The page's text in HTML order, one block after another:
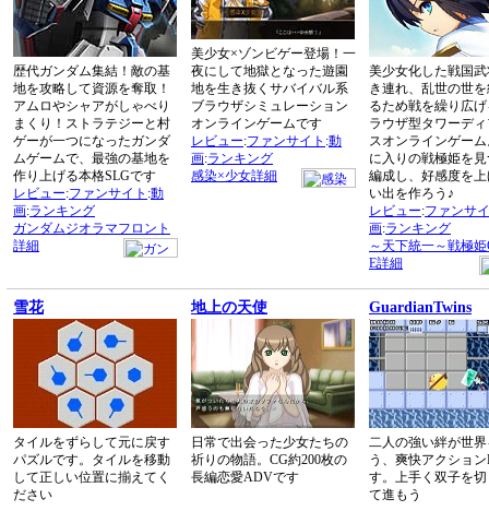
歴代ガンダム集結！敵の基
地を攻略して資源を奪取！
アムロやシャアがしゃべり
まくり！ストラテジーと村
ゲーが一つになったガンダ
ムゲームで、最強の基地を
作り上げる本格SLGです
レビュー:ファンサイト :動
画:ランキング
ガンダムジオラマフロント
詳細
美少女×ゾンビゲー登場！一
夜にして地獄となった遊園
地を生き抜くサバイバル系
ブラウザシミュレーション
オンラインゲームです
レビュー:ファンサイト :動
画:ランキング
感染×少女詳細
美少女化した戦国
き連れ、乱世の世
るため戦を繰り広
ラウザ型タワーデ
スオンラインゲー
に入りの戦極姫を
編成し、好感度を
い出を作ろう♪
レビュー:ファンサ
画:ランキング
～天下統一～戦極
E詳細
雪花
タイルをずらして元に戻す
パズルです。タイルを移動
して正しい位置に揃えてく
ださい
地上の天使
日常で出会った少女たちの
祈りの物語。CG約200枚の
長編恋愛ADVです
GuardianTwins
二人の強い絆が世
う、爽快アクション
す。上手く双子を
て進もう